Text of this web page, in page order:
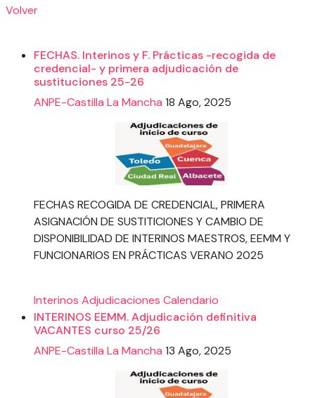
Volver
FECHAS. Interinos y F. Prácticas -recogida de
credencial- y primera adjudicación de
sustituciones 25-26
ANPE-Castilla La Mancha 18 Ago, 2025
FECHAS RECOGIDA DE CREDENCIAL, PRIMERA
ASIGNACIÓN DE SUSTITICIONES Y CAMBIO DE
DISPONIBILIDAD DE INTERINOS MAESTROS, EEMM Y
FUNCIONARIOS EN PRÁCTICAS VERANO 2025
Interinos Adjudicaciones Calendario
INTERINOS EEMM. Adjudicación definitiva
VACANTES curso 25/26
ANPE-Castilla La Mancha 13 Ago, 2025